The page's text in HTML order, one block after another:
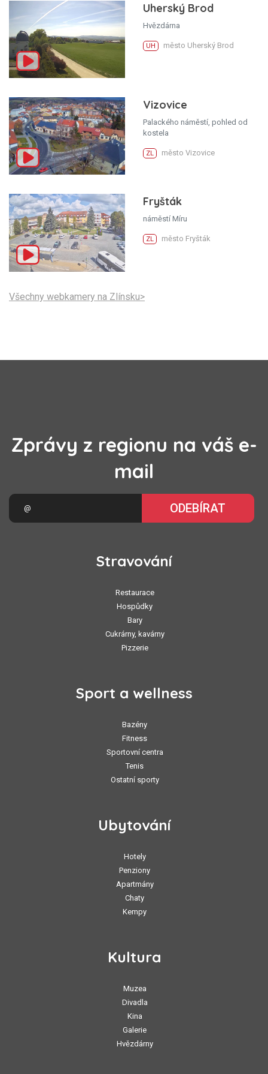
Uherský Brod
Hvězdárna
UH město Uherský Brod
Vizovice
Palackého náměstí, pohled od
kostela
ZL město Vizovice
Fryšták
náměstí Míru
ZL město Fryšták
Všechny webkamery na Zlínsku>
Zprávy z regionu na váš e-
mail
ODEBÍRAT
Stravování
Restaurace
Hospůdky
Bary
Cukrárny, kavárny
Pizzerie
Sport a wellness
Bazény
Fitness
Sportovní centra
Tenis
Ostatní sporty
Ubytování
Hotely
Penziony
Apartmány
Chaty
Kempy
Kultura
Muzea
Divadla
Kina
Galerie
Hvězdárny